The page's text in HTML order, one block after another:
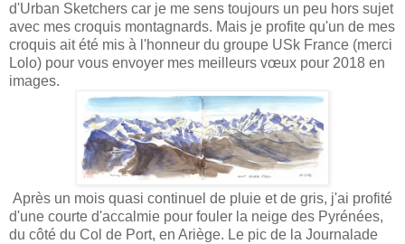
d'Urban Sketchers car je me sens toujours un peu hors sujet
avec mes croquis montagnards. Mais je profite qu'un de mes
croquis ait été mis à l'honneur du groupe USk France (merci
Lolo) pour vous envoyer mes meilleurs vœux pour 2018 en
images.
Après un mois quasi continuel de pluie et de gris, j'ai profité
d'une courte d'accalmie pour fouler la neige des Pyrénées,
du côté du Col de Port, en Ariège. Le pic de la Journalade